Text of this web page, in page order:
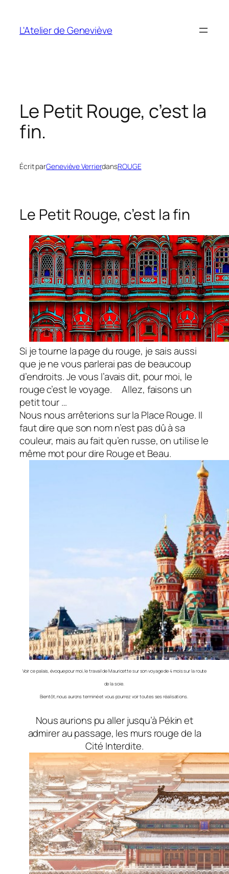
contenu
L'Atelier de Geneviève
Le Petit Rouge, c’est la
fin.
Écrit parGeneviève VerrierdansROUGE
Le Petit Rouge, c’est la fin
Si je tourne la page du rouge, je sais aussi
que je ne vous parlerai pas de beaucoup
d’endroits. Je vous l’avais dit, pour moi, le
rouge c’est le voyage.
Allez, faisons un
petit tour …
Nous nous arrêterions sur la Place Rouge. Il
faut dire que son nom n’est pas dû à sa
couleur, mais au fait qu’en russe, on utilise le
même mot pour dire Rouge et Beau.
Voir ce palais, évoque pour moi, le travail de Mauricette sur son voyage de 4 mois sur la route
de la soie.
Bientôt, nous aurons terminé et vous pourrez voir toutes ses réalisations.
Nous aurions pu aller jusqu’à Pékin et
admirer au passage, les murs rouge de la
Cité Interdite.